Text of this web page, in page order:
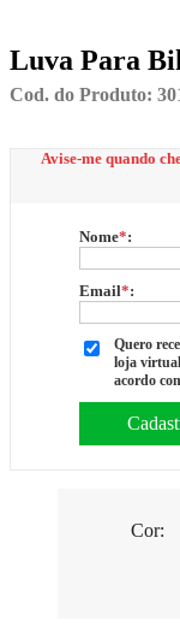
Luva Para
Cod. do Produto:
Avise-me quando
Nome*:
Email*:
Quero
loja
acordo
Cor: